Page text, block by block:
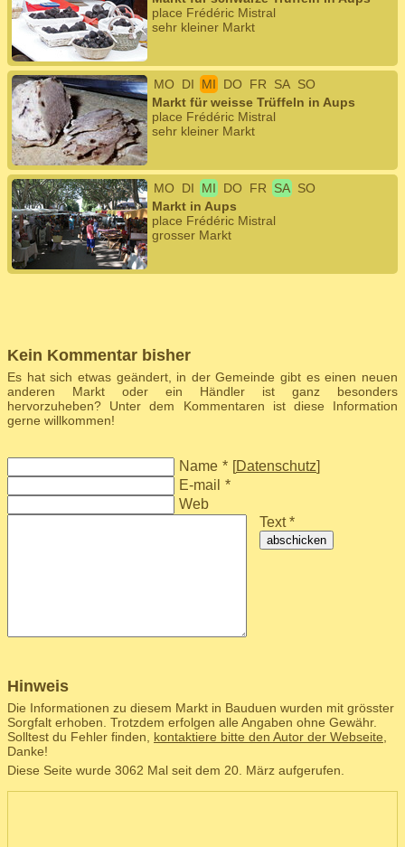
place Frédéric Mistral
sehr kleiner Markt
MO DI MI DO FR SA SO
Markt für weisse Trüffeln in Aups
place Frédéric Mistral
sehr kleiner Markt
MO DI MI DO FR SA SO
Markt in Aups
place Frédéric Mistral
grosser Markt
Kein Kommentar bisher
Es hat sich etwas geändert, in der Gemeinde gibt es einen neuen
anderen Markt oder ein Händler ist ganz besonders
hervorzuheben? Unter dem Kommentaren ist diese Information
gerne willkommen!
Name * [Datenschutz]
E-mail *
Web
Text *
abschicken
Hinweis
Die Informationen zu diesem Markt in Bauduen wurden mit grösster
Sorgfalt erhoben. Trotzdem erfolgen alle Angaben ohne Gewähr.
Solltest du Fehler finden, kontaktiere bitte den Autor der Webseite
Danke!
Diese Seite wurde 3062 Mal seit dem 20. März aufgerufen.